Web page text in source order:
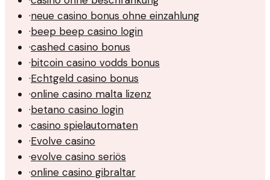
·neue casino bonus ohne einzahlung
·beep beep casino login
·cashed casino bonus
·bitcoin casino vodds bonus
·Echtgeld casino bonus
·online casino malta lizenz
·betano casino login
·casino spielautomaten
·Evolve casino
·evolve casino seriös
·online casino gibraltar